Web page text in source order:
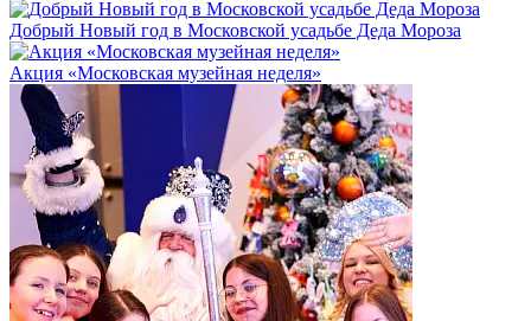
Добрый Новый год в Московской усадьбе Деда Мороза
Акция «Московская музейная неделя»